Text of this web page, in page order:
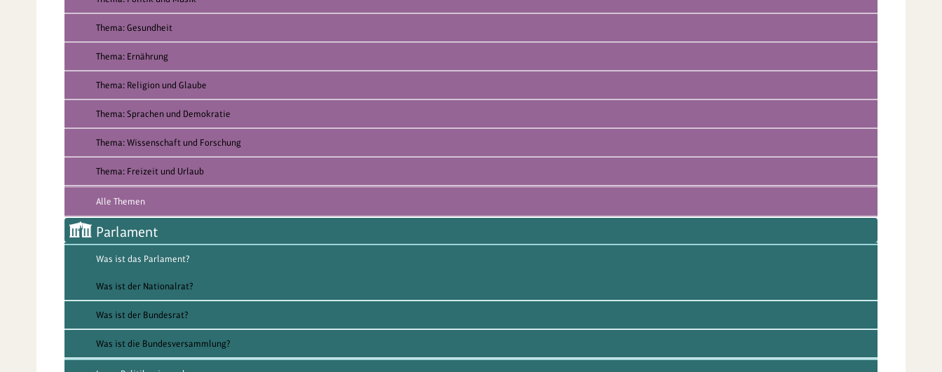
Thema: Gesundheit
Thema: Ernährung
Thema: Religion und Glaube
Thema: Sprachen und Demokratie
Thema: Wissenschaft und Forschung
Thema: Freizeit und Urlaub
Alle Themen
Parlament
Was ist das Parlament?
Was ist der Nationalrat?
Was ist der Bundesrat?
Was ist die Bundesversammlung?